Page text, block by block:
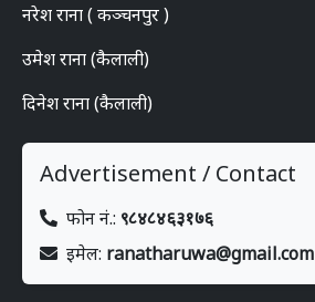
नरेश राना ( कञ्चनपुर )
उमेश राना (कैलाली)
दिनेश राना (कैलाली)
Advertisement / Contact
फोन नं.: ९८४८४६३१७६
इमेल: ranatharuwa@gmail.com